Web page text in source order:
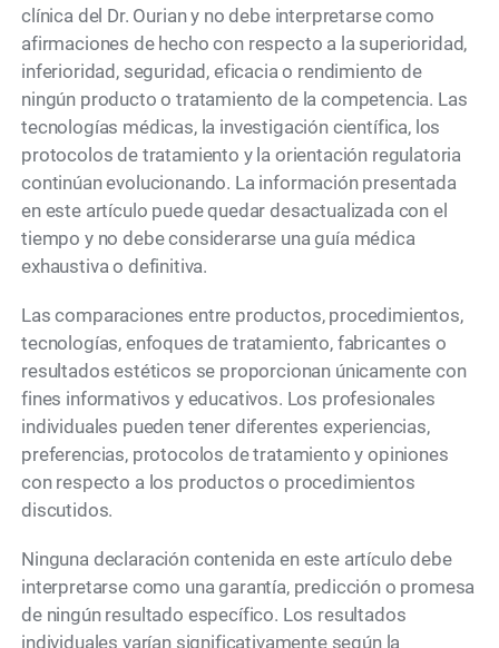
clínica del Dr. Ourian y no debe interpretarse como
afirmaciones de hecho con respecto a la superioridad,
inferioridad, seguridad, eficacia o rendimiento de
ningún producto o tratamiento de la competencia. Las
tecnologías médicas, la investigación científica, los
protocolos de tratamiento y la orientación regulatoria
continúan evolucionando. La información presentada
en este artículo puede quedar desactualizada con el
tiempo y no debe considerarse una guía médica
exhaustiva o definitiva.
Las comparaciones entre productos, procedimientos,
tecnologías, enfoques de tratamiento, fabricantes o
resultados estéticos se proporcionan únicamente con
fines informativos y educativos. Los profesionales
individuales pueden tener diferentes experiencias,
preferencias, protocolos de tratamiento y opiniones
con respecto a los productos o procedimientos
discutidos.
Ninguna declaración contenida en este artículo debe
interpretarse como una garantía, predicción o promesa
de ningún resultado específico. Los resultados
individuales varían significativamente según la